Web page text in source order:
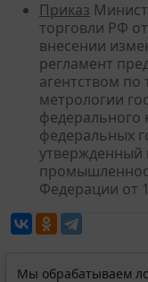
Приказ
торговли РФ
внесении
регламент
агентством
метрологии
федерального
федеральных
утвержденный
Федерации от
Мы обрабатываем